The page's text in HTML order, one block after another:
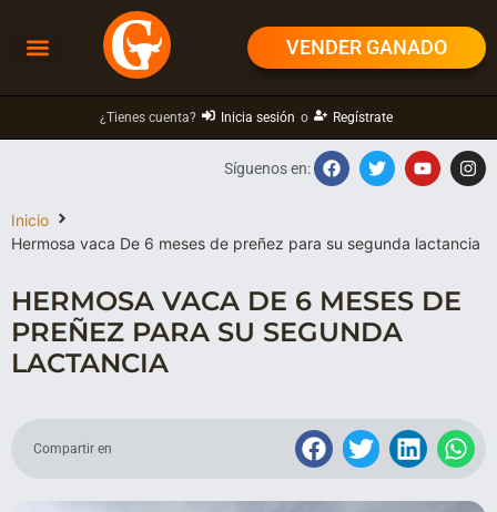
VENDER GANADO
¿Tienes cuenta? Inicia sesión o Regístrate
Inicio
Hermosa vaca De 6 meses de preñez para su segunda lactancia
Síguenos en:
HERMOSA VACA DE 6 MESES DE
PREÑEZ PARA SU SEGUNDA
LACTANCIA
Compartir en